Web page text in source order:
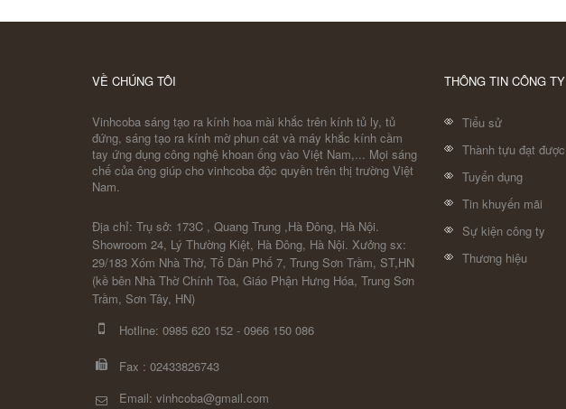
VỀ CHÚNG TÔI
Vinhcoba sáng tạo ra kính hoa mài khắc trên kính tủ ly, tủ
đứng, sáng tạo ra kính mờ phun cát và máy khắc kính cầm
tay ứng dụng công nghệ khoan ống vào Việt Nam,... Mọi sáng
chế của ông giúp cho vinhcoba độc quyền trên thị trường Việt
Nam.
Địa chỉ: Trụ sở: 173C , Quang Trung ,Hà Đông, Hà Nội.
Showroom 24, Lý Thường Kiệt, Hà Đông, Hà Nội. Xưởng sx:
29/183 Xóm Nhà Thờ, Tổ Dân Phố 7, Trung Sơn Trầm, ST,HN
(kề bên Nhà Thờ Chính Tòa, Giáo Phận Hưng Hóa, Trung Sơn
Trầm, Sơn Tây, HN)
Hotline: 0985 620 152 - 0966 150 086
Fax : 02433826743
Email: vinhcoba@gmail.com
THÔNG TIN CÔNG TY
Tiểu sử
Thành tựu đạt được
Tuyển dụng
Tin khuyến mãi
Sự kiện công ty
Thương hiệu